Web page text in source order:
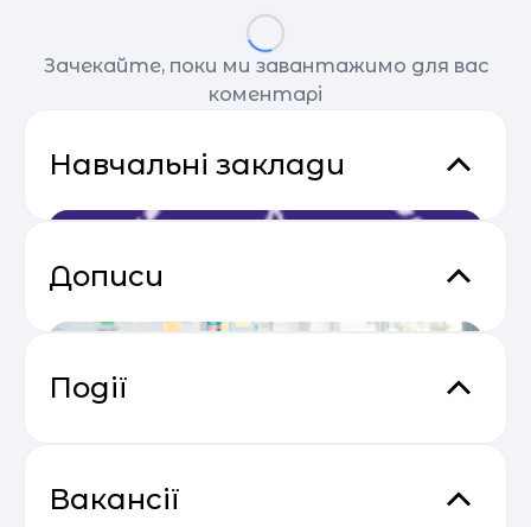
Зачекайте, поки ми завантажимо для вас
коментарі
Навчальні заклади
Дописи
Події
продають
Вакансії